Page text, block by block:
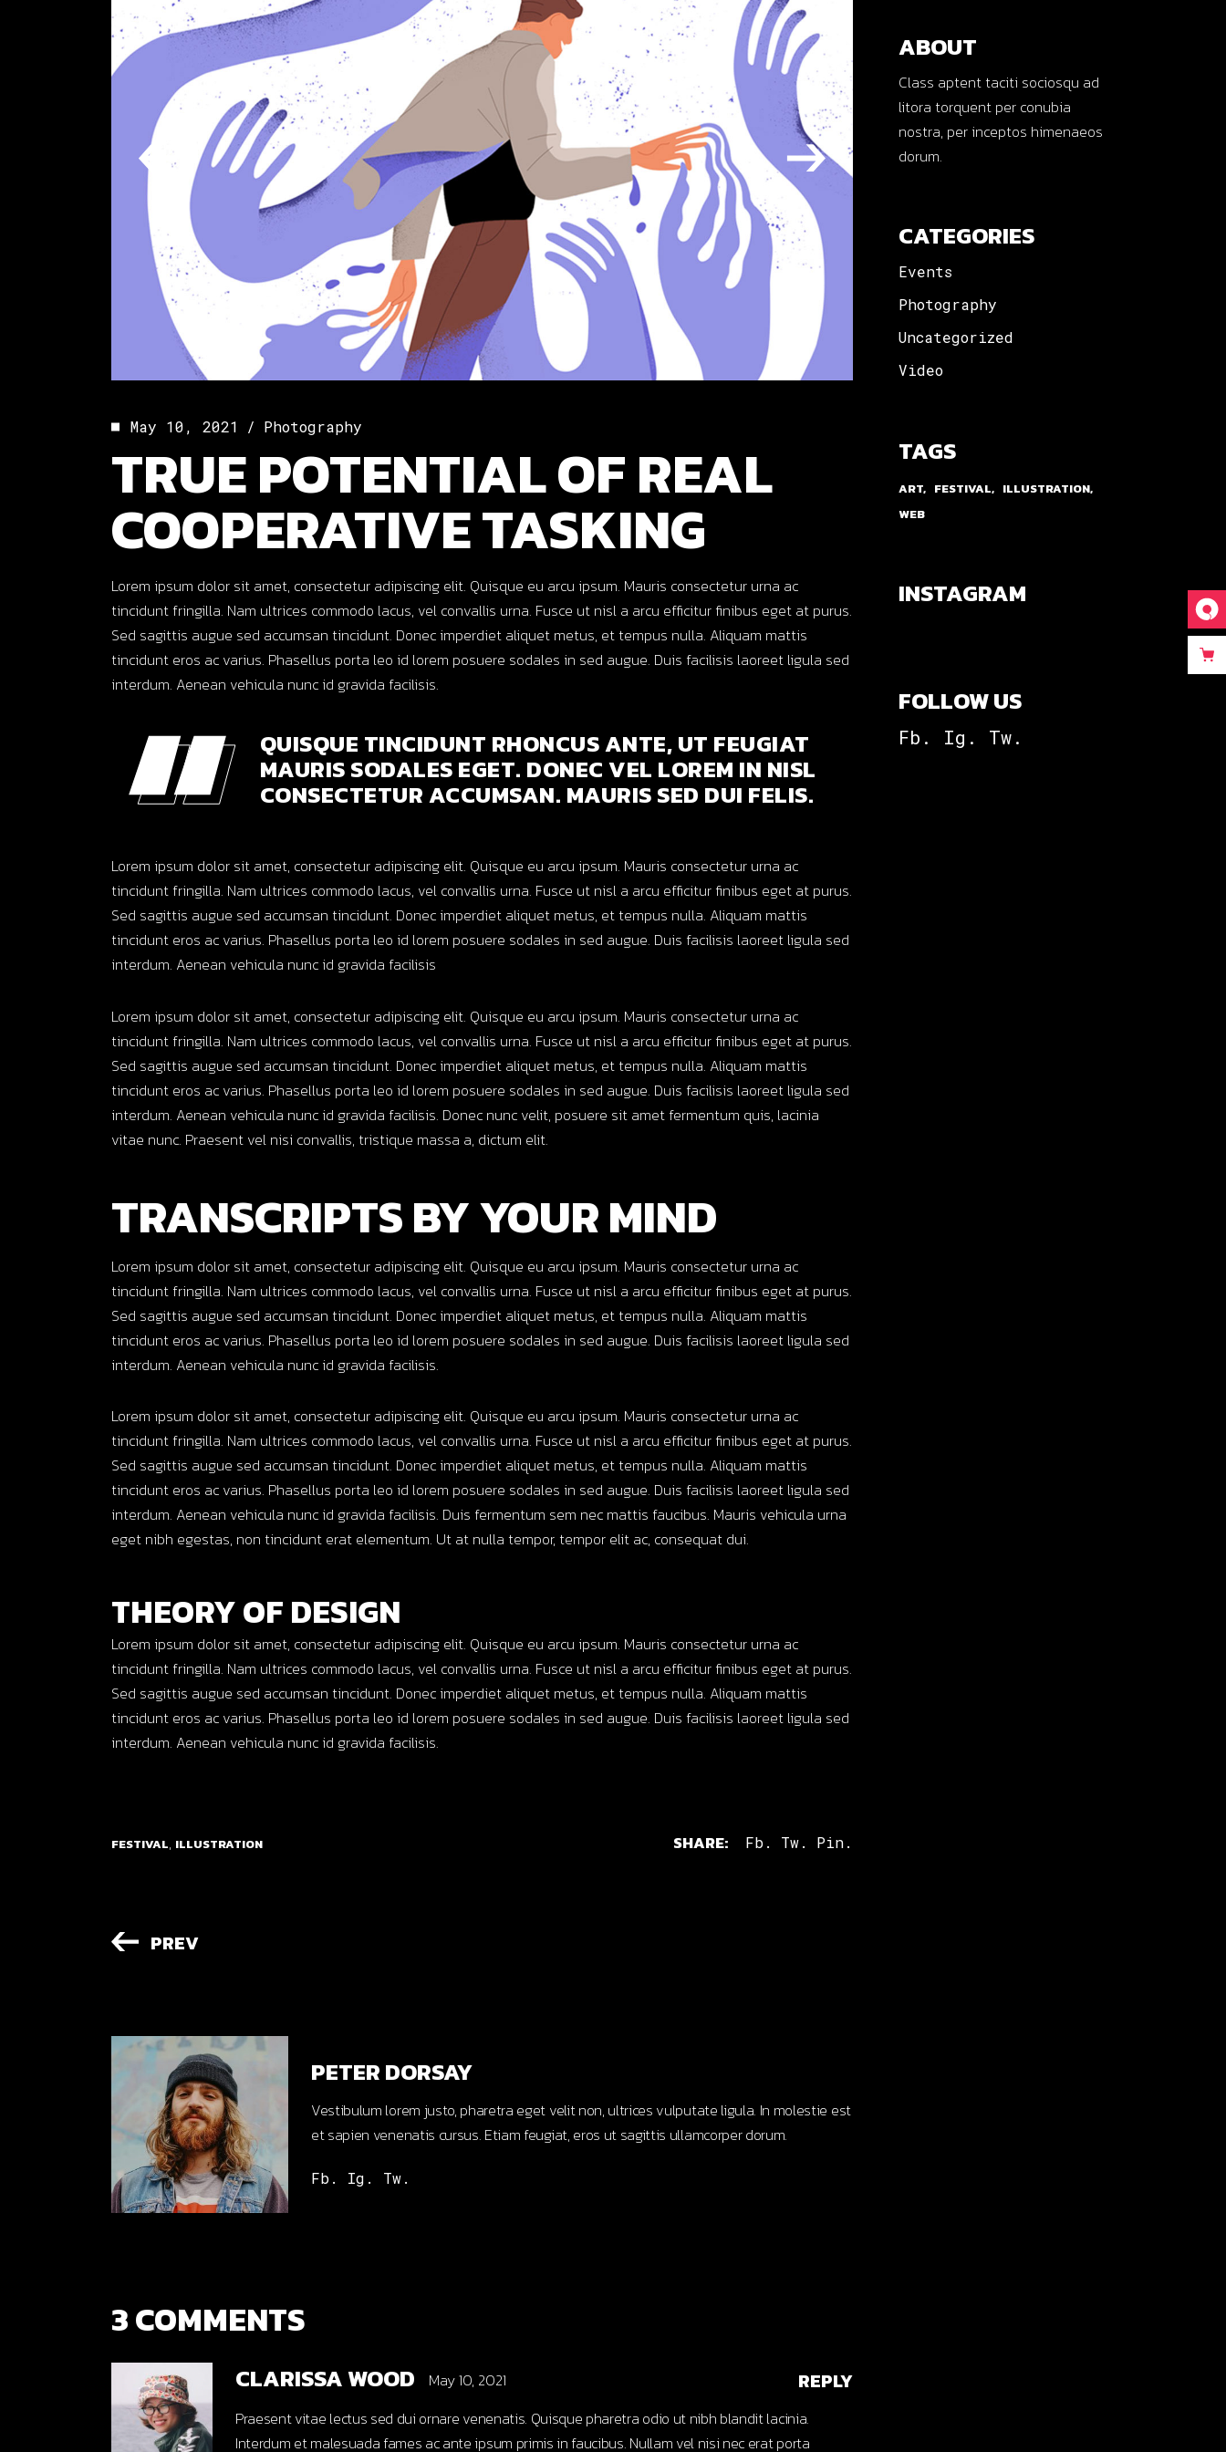
Vertical Projects
Horizontal Project Reels
Landing
May 10, 2021 Photography
TRUE POTENTIAL OF REAL
COOPERATIVE TASKING
Lorem ipsum dolor sit amet, consectetur adipiscing elit. Quisque eu arcu ipsum. Mauris consectetur urna ac
tincidunt fringilla. Nam ultrices commodo lacus, vel convallis urna. Fusce ut nisl a arcu efficitur finibus eget at purus.
Sed sagittis augue sed accumsan tincidunt. Donec imperdiet aliquet metus, et tempus nulla. Aliquam mattis
tincidunt eros ac varius. Phasellus porta leo id lorem posuere sodales in sed augue. Duis facilisis laoreet ligula sed
interdum. Aenean vehicula nunc id gravida facilisis.
QUISQUE TINCIDUNT RHONCUS ANTE, UT FEUGIAT
MAURIS SODALES EGET. DONEC VEL LOREM IN NISL
CONSECTETUR ACCUMSAN. MAURIS SED DUI FELIS.
Lorem ipsum dolor sit amet, consectetur adipiscing elit. Quisque eu arcu ipsum. Mauris consectetur urna ac
tincidunt fringilla. Nam ultrices commodo lacus, vel convallis urna. Fusce ut nisl a arcu efficitur finibus eget at purus.
Sed sagittis augue sed accumsan tincidunt. Donec imperdiet aliquet metus, et tempus nulla. Aliquam mattis
tincidunt eros ac varius. Phasellus porta leo id lorem posuere sodales in sed augue. Duis facilisis laoreet ligula sed
interdum. Aenean vehicula nunc id gravida facilisis
Lorem ipsum dolor sit amet, consectetur adipiscing elit. Quisque eu arcu ipsum. Mauris consectetur urna ac
tincidunt fringilla. Nam ultrices commodo lacus, vel convallis urna. Fusce ut nisl a arcu efficitur finibus eget at purus.
Sed sagittis augue sed accumsan tincidunt. Donec imperdiet aliquet metus, et tempus nulla. Aliquam mattis
tincidunt eros ac varius. Phasellus porta leo id lorem posuere sodales in sed augue. Duis facilisis laoreet ligula sed
interdum. Aenean vehicula nunc id gravida facilisis. Donec nunc velit, posuere sit amet fermentum quis, lacinia
vitae nunc. Praesent vel nisi convallis, tristique massa a, dictum elit.
TRANSCRIPTS BY YOUR MIND
Lorem ipsum dolor sit amet, consectetur adipiscing elit. Quisque eu arcu ipsum. Mauris consectetur urna ac
tincidunt fringilla. Nam ultrices commodo lacus, vel convallis urna. Fusce ut nisl a arcu efficitur finibus eget at purus.
Sed sagittis augue sed accumsan tincidunt. Donec imperdiet aliquet metus, et tempus nulla. Aliquam mattis
tincidunt eros ac varius. Phasellus porta leo id lorem posuere sodales in sed augue. Duis facilisis laoreet ligula sed
interdum. Aenean vehicula nunc id gravida facilisis.
Lorem ipsum dolor sit amet, consectetur adipiscing elit. Quisque eu arcu ipsum. Mauris consectetur urna ac
tincidunt fringilla. Nam ultrices commodo lacus, vel convallis urna. Fusce ut nisl a arcu efficitur finibus eget at purus.
Sed sagittis augue sed accumsan tincidunt. Donec imperdiet aliquet metus, et tempus nulla. Aliquam mattis
tincidunt eros ac varius. Phasellus porta leo id lorem posuere sodales in sed augue. Duis facilisis laoreet ligula sed
interdum. Aenean vehicula nunc id gravida facilisis. Duis fermentum sem nec mattis faucibus. Mauris vehicula urna
eget nibh egestas, non tincidunt erat elementum. Ut at nulla tempor, tempor elit ac, consequat dui.
THEORY OF DESIGN
Lorem ipsum dolor sit amet, consectetur adipiscing elit. Quisque eu arcu ipsum. Mauris consectetur urna ac
tincidunt fringilla. Nam ultrices commodo lacus, vel convallis urna. Fusce ut nisl a arcu efficitur finibus eget at purus.
Sed sagittis augue sed accumsan tincidunt. Donec imperdiet aliquet metus, et tempus nulla. Aliquam mattis
tincidunt eros ac varius. Phasellus porta leo id lorem posuere sodales in sed augue. Duis facilisis laoreet ligula sed
interdum. Aenean vehicula nunc id gravida facilisis.
FESTIVAL, ILLUSTRATION SHARE: Fb. Tw. Pin.
PREV
PETER DORSAY
Vestibulum lorem justo, pharetra eget velit non, ultrices vulputate ligula. In molestie est
et sapien venenatis cursus. Etiam feugiat, eros ut sagittis ullamcorper dorum.
Fb. Ig. Tw.
3 COMMENTS
CLARISSA WOOD
May 10, 2021
Praesent vitae lectus sed dui ornare venenatis. Quisque pharetra odio ut nibh blandit lacinia.
Interdum et malesuada fames ac ante ipsum primis in faucibus. Nullam vel nisi nec erat porta
REPLY
ABOUT
Class aptent taciti sociosqu ad
litora torquent per conubia
nostra, per inceptos himenaeos
dorum.
CATEGORIES
Events
Photography
Uncategorized
Video
TAGS
ART FESTIVAL
ILLUSTRATION
WEB
INSTAGRAM
FOLLOW US
Fb. Ig. Tw.